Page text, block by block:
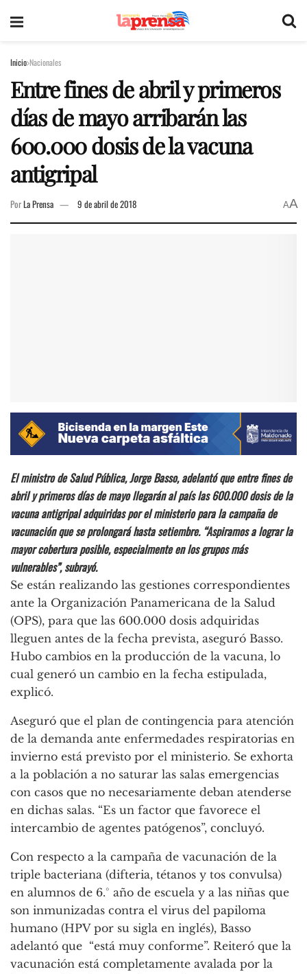
Inicio Nacionales
Entre fines de abril y primeros
días de mayo arribarán las
600.000 dosis de la vacuna
antigripal
PorLa Prensa 9 de abril de 2018 AA
El ministro de Salud Pública, Jorge Basso, adelantó que entre fines de
abril y primeros días de mayo llegarán al país las 600.000 dosis de la
vacuna antigripal adquiridas por el ministerio para la campaña de
vacunación que se prolongará hasta setiembre. “Aspiramos a lograr la
mayor cobertura posible, especialmente en los grupos más
vulnerables”, subrayó.
Se están realizando las gestiones correspondientes
ante la Organización Panamericana de la Salud
(OPS), para que las 600.000 dosis adquiridas
lleguen antes de la fecha prevista, aseguró Basso.
Hubo cambios en la producción de la vacuna, lo
cual generó un cambio en la fecha estipulada,
explicó.
Aseguró que el plan de contingencia para atención
de la demanda ante enfermedades respiratorias en
invierno está previsto por el ministerio. Se exhorta
a la población a no saturar las salas emergencias
con casos que no necesariamente deban atenderse
en dichas salas. “Es un factor que favorece el
intercambio de agentes patógenos”, concluyó.
Con respecto a la campaña de vacunación de la
triple bacteriana (difteria, tétanos y tos convulsa)
en alumnos de 6.° año de escuela y a las niñas que
son inmunizadas contra el virus del papiloma
humano (HPV por su sigla en inglés), Basso
adelantó que “está muy conforme”. Reiteró que la
vacunación está completamente avalada por la